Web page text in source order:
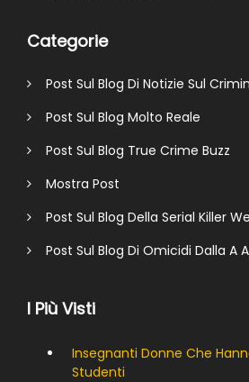
Categorie
Post Sul Blog Di Notizie Sul
Post Sul Blog Molto Reale
Post Sul Blog True Crime Buzz
Mostra Post
Post Sul Blog Della Serial Killer
Post Sul Blog Di Omicidi Dalla A
I Più Visti
Insegnanti Donne Che
Studenti